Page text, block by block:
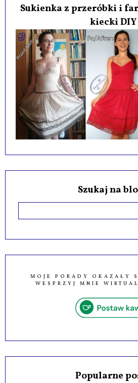
Sukienka z przeróbki i
kiecki DIY
Szukaj na
MOJE PORADY OKAZAŁY
WESPRZYJ MNIE
Popularne